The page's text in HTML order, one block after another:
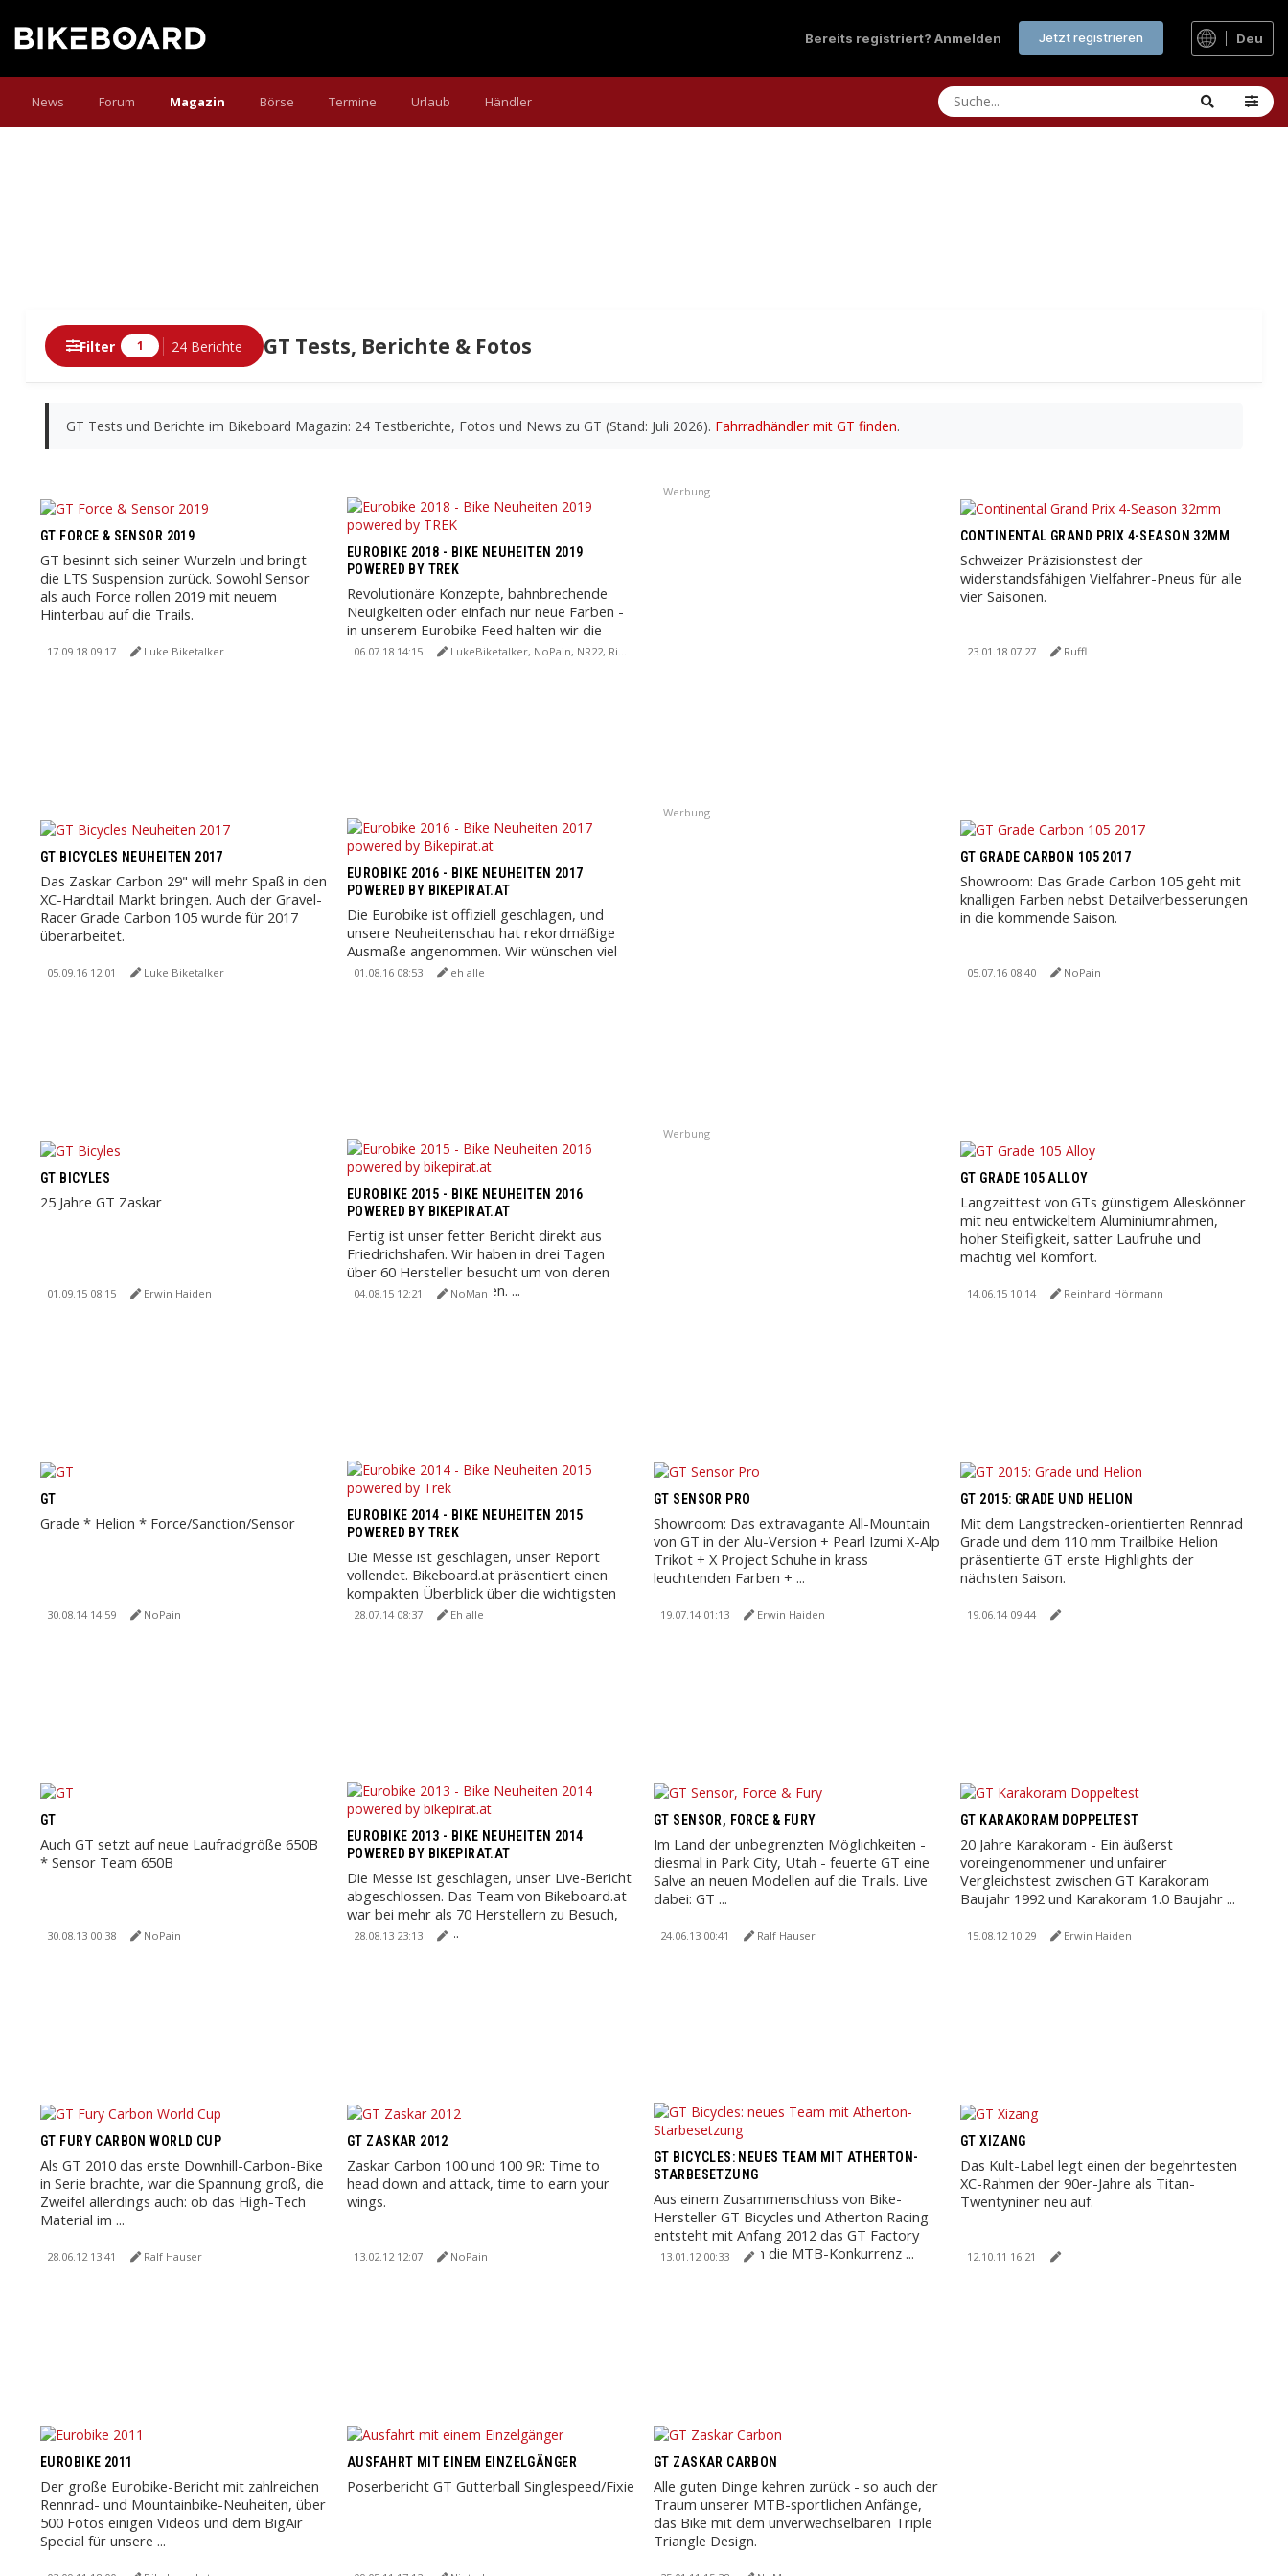
Bereits registriert? Anmelden Jetzt registrieren Deu
News Forum Magazin Börse Termine Urlaub Händler
GT Tests, Berichte & Fotos
Filter 1 24 Berichte
Berichte
GT Tests und Berichte im Bikeboard Magazin: 24 Testberichte, Fotos und News zu GT (Stand: Juli 2026). Fahrradhändler mit GT finden.
GT FORCE & SENSOR 2019
GT besinnt sich seiner Wurzeln und bringt
die LTS Suspension zurück. Sowohl Sensor
als auch Force rollen 2019 mit neuem
Hinterbau auf die Trails.
17.09.18 09:17 Luke Biketalker
EUROBIKE 2018 - BIKE NEUHEITEN 2019
POWERED BY TREK
Revolutionäre Konzepte, bahnbrechende
Neuigkeiten oder einfach nur neue Farben -
in unserem Eurobike Feed halten wir die
News 2019 für euch ...
06.07.18 14:15 LukeBiketalker, NoPain, NR22, Rich:Art
Werbung
CONTINENTAL GRAND PRIX 4-SEASON 32MM
Schweizer Präzisionstest der
widerstandsfähigen Vielfahrer-Pneus für alle
vier Saisonen.
23.01.18 07:27 Ruffl
GT BICYCLES NEUHEITEN 2017
Das Zaskar Carbon 29" will mehr Spaß in den
XC-Hardtail Markt bringen. Auch der Gravel-
Racer Grade Carbon 105 wurde für 2017
überarbeitet.
05.09.16 12:01 Luke Biketalker
EUROBIKE 2016 - BIKE NEUHEITEN 2017
POWERED BY BIKEPIRAT.AT
Die Eurobike ist offiziell geschlagen, und
unsere Neuheitenschau hat rekordmäßige
Ausmaße angenommen. Wir wünschen viel
Vergnügen mit den ...
01.08.16 08:53 eh alle
Werbung
GT GRADE CARBON 105 2017
Showroom: Das Grade Carbon 105 geht mit
knalligen Farben nebst Detailverbesserungen
in die kommende Saison.
05.07.16 08:40 NoPain
GT BICYLES
25 Jahre GT Zaskar
01.09.15 08:15 Erwin Haiden
EUROBIKE 2015 - BIKE NEUHEITEN 2016
POWERED BY BIKEPIRAT.AT
Fertig ist unser fetter Bericht direkt aus
Friedrichshafen. Wir haben in drei Tagen
über 60 Hersteller besucht um von deren
Neuigkeiten zu berichten. ...
04.08.15 12:21 NoMan
Werbung
GT GRADE 105 ALLOY
Langzeittest von GTs günstigem Alleskönner
mit neu entwickeltem Aluminiumrahmen,
hoher Steifigkeit, satter Laufruhe und
mächtig viel Komfort.
14.06.15 10:14 Reinhard Hörmann
GT
Grade * Helion * Force/Sanction/Sensor
30.08.14 14:59 NoPain
EUROBIKE 2014 - BIKE NEUHEITEN 2015
POWERED BY TREK
Die Messe ist geschlagen, unser Report
vollendet. Bikeboard.at präsentiert einen
kompakten Überblick über die wichtigsten
Neuheiten der weit ...
28.07.14 08:37 Eh alle
GT SENSOR PRO
Showroom: Das extravagante All-Mountain
von GT in der Alu-Version + Pearl Izumi X-Alp
Trikot + X Project Schuhe in krass
leuchtenden Farben + ...
19.07.14 01:13 Erwin Haiden
GT 2015: GRADE UND HELION
Mit dem Langstrecken-orientierten Rennrad
Grade und dem 110 mm Trailbike Helion
präsentierte GT erste Highlights der
nächsten Saison.
19.06.14 09:44
GT
Auch GT setzt auf neue Laufradgröße 650B
* Sensor Team 650B
30.08.13 00:38 NoPain
EUROBIKE 2013 - BIKE NEUHEITEN 2014
POWERED BY BIKEPIRAT.AT
Die Messe ist geschlagen, unser Live-Bericht
abgeschlossen. Das Team von Bikeboard.at
war bei mehr als 70 Herstellern zu Besuch,
um Neuigkeiten ...
28.08.13 23:13
GT SENSOR, FORCE & FURY
Im Land der unbegrenzten Möglichkeiten -
diesmal in Park City, Utah - feuerte GT eine
Salve an neuen Modellen auf die Trails. Live
dabei: GT ...
24.06.13 00:41 Ralf Hauser
GT KARAKORAM DOPPELTEST
20 Jahre Karakoram - Ein äußerst
voreingenommener und unfairer
Vergleichstest zwischen GT Karakoram
Baujahr 1992 und Karakoram 1.0 Baujahr ...
15.08.12 10:29 Erwin Haiden
GT FURY CARBON WORLD CUP
Als GT 2010 das erste Downhill-Carbon-Bike
in Serie brachte, war die Spannung groß, die
Zweifel allerdings auch: ob das High-Tech
Material im ...
28.06.12 13:41 Ralf Hauser
GT ZASKAR 2012
Zaskar Carbon 100 und 100 9R: Time to
head down and attack, time to earn your
wings.
13.02.12 12:07 NoPain
GT BICYCLES: NEUES TEAM MIT ATHERTON-
STARBESETZUNG
Aus einem Zusammenschluss von Bike-
Hersteller GT Bicycles und Atherton Racing
entsteht mit Anfang 2012 das GT Factory
Racing Team, um die MTB-Konkurrenz ...
13.01.12 00:33
GT XIZANG
Das Kult-Label legt einen der begehrtesten
XC-Rahmen der 90er-Jahre als Titan-
Twentyniner neu auf.
12.10.11 16:21
EUROBIKE 2011
Der große Eurobike-Bericht mit zahlreichen
Rennrad- und Mountainbike-Neuheiten, über
500 Fotos einigen Videos und dem BigAir
Special für unsere ...
AUSFAHRT MIT EINEM EINZELGÄNGER
Poserbericht GT Gutterball Singlespeed/Fixie
GT ZASKAR CARBON
Alle guten Dinge kehren zurück - so auch der
Traum unserer MTB-sportlichen Anfänge,
das Bike mit dem unverwechselbaren Triple
Triangle Design.